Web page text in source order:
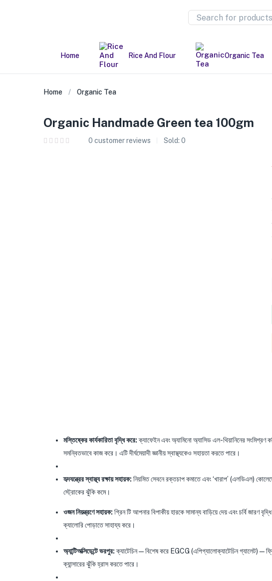
Home Rice And Flour Organic Tea
Home Organic Tea
Organic Handmade Green tea 100gm
0 customer reviews Sold: 0
মস্তিষ্কের কার্যকারিতা বৃদ্ধি করে:ক্যাফেইন এবং অ্যামিনো অ্যাসিড এল-থিয়ানিনের
সমন্বিতভাবে কাজ করে। এটি দীর্ঘমেয়াদী জ্ঞানীয় স্বাস্থ্যকেও সহায়তা করতে পারে।
হৃদযন্ত্রের স্বাস্থ্য রক্ষায় সহায়ক: নিয়মিত সেবনে রক্তচাপ কমাতে এবং ‘খারাপ’ (এলডিএল)
স্ট্রোকের ঝুঁকি কমে।
ওজন নিয়ন্ত্রণে সহায়ক: গ্রিন টি আপনার বিপাকীয় হারকে সামান্য বাড়িয়ে দেয় এবং চর্বি জারণ
ক্যালোরি পোড়াতে সাহায্য করে।
অ্যান্টিঅক্সিডেন্টে ভরপুর:ক্যাটেচিন—বিশেষ করে EGCG (এপিগ্যালোক্যাটেচিন গ্যালেট)—ফ্রি
ক্যান্সারের ঝুঁকি হ্রাস করতে পারে।